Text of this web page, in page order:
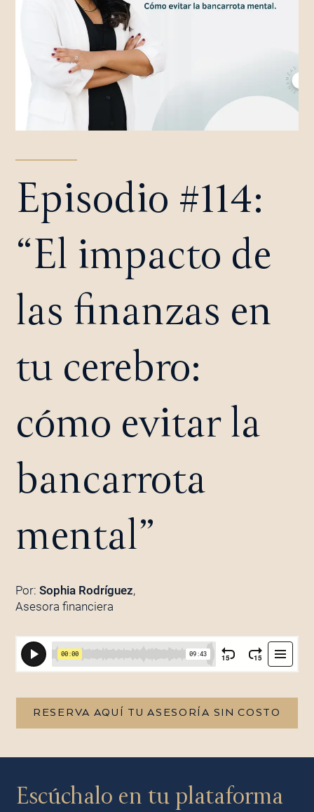
Episodio #114:
“El impacto de
las finanzas en
tu cerebro:
cómo evitar la
bancarrota
mental”
Por: Sophia Rodríguez,
Asesora financiera
RESERVA AQUÍ TU ASESORÍA SIN COSTO
Escúchalo en tu plataforma